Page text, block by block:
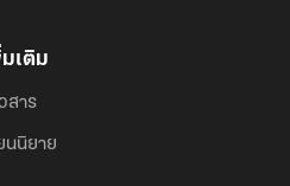
เติม
สาร
นนิยาย